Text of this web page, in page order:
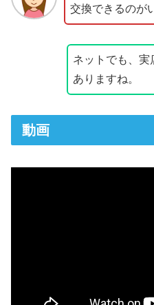
交換できるのが
ネットでも、実
ありますね。
動画